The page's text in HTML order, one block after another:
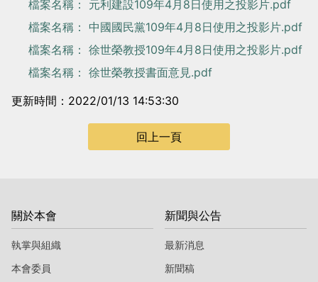
檔案名稱： 元利建設109年4月8日使用之投影片.pdf
檔案名稱： 中國國民黨109年4月8日使用之投影片.pdf
檔案名稱： 徐世榮教授109年4月8日使用之投影片.pdf
檔案名稱： 徐世榮教授書面意見.pdf
更新時間：2022/01/13 14:53:30
回上一頁
關於本會
執掌與組織
本會委員
新聞與公告
最新消息
新聞稿